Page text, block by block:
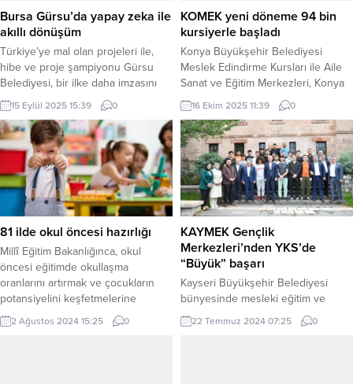
Bursa Gürsu’da yapay zeka ile
akıllı dönüşüm
Türkiye’ye mal olan projeleri ile,
hibe ve proje şampiyonu Gürsu
Belediyesi, bir ilke daha imzasını
attı. Gürsu Belediyesi, “Akıllı
Adımlar: Yapay Zeka ile Gürsu’da
Akıllı Dönüşüm” projesinin kapanış
toplantısını, Milli Eğitim Bakan
Yardımcısı Nazif Yılmaz’ın katılımı ile
gerçekleştirdi. BURSA (İGFA) –
Gürsu Belediyesi ARGE
Müdürlüğü, çağın en önemli
teknolojik aracı...
15 Eylül 2025 15:39 0
KOMEK yeni döneme 94 bin
kursiyerle başladı
Konya Büyükşehir Belediyesi
Meslek Edindirme Kursları ile Aile
Sanat ve Eğitim Merkezleri, Konya
genelinde 93 bin 975 kursiyerle
yeni döneme yüz yüze ve uzaktan
eğitimlerle başladı. KONYA (İGFA) –
Konya Büyükşehir Belediyesi
Meslek Edindirme Kursları (KOMEK)
ile Aile Sanat ve Eğitim
Merkezleri’nde (ASEM) yeni dönem
heyecanı başladı. Konya
Büyükşehir Belediye...
16 Ekim 2025 11:39 0
81 ilde okul öncesi hazırlığı
Millî Eğitim Bakanlığınca, okul
öncesi eğitimde okullaşma
oranlarını artırmak ve çocukların
potansiyelini keşfetmelerine
yardımcı olmak amacıyla 81 ilde
festival havasında çeşitli etkinlikler
2 Ağustos 2024 15:25 0
KAYMEK Gençlik
Merkezleri’nden YKS’de
“Büyük” başarı
Kayseri Büyükşehir Belediyesi
bünyesinde mesleki eğitim ve
kültür sanat faaliyetlerini sürdüren
Kayseri Mesleki Eğitim ve Kültür
22 Temmuz 2024 07:25 0